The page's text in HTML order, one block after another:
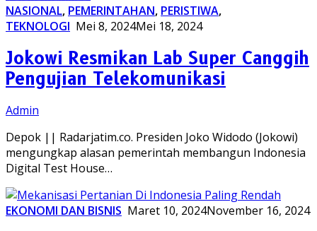
NASIONAL, PEMERINTAHAN, PERISTIWA,
TEKNOLOGI Mei 8, 2024Mei 18, 2024
Jokowi Resmikan Lab Super Canggih
Pengujian Telekomunikasi
Admin
Depok || Radarjatim.co. Presiden Joko Widodo (Jokowi)
mengungkap alasan pemerintah membangun Indonesia
Digital Test House…
EKONOMI DAN BISNIS Maret 10, 2024November 16, 2024